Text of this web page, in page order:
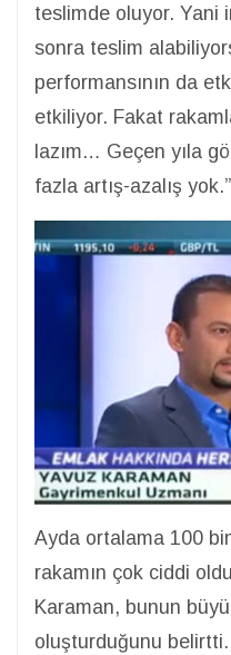
teslimde oluyor. Yani
sonra teslim
performansının da
etkiliyor. Fakat
lazım… Geçen yıla
fazla artış-azalış
Ayda ortalama 100
rakamın çok ciddi
Karaman, bunun
oluşturduğunu